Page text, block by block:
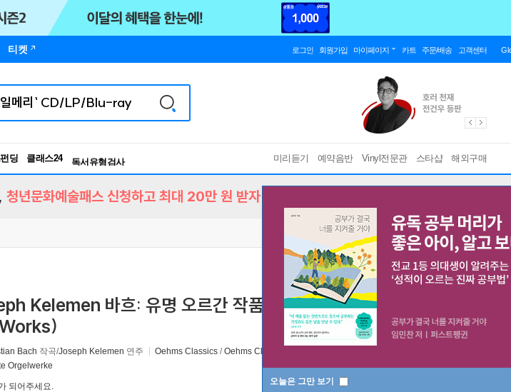
티켓 로그인 회원가입 마이페이지 카트 주문/배송 고객센터
딩 클래스24
독서유형검사
미리듣기 예약음반 Vinyl전문관 스타샵 해외구매
오늘은 그만 보기
청년문화예술패스 신청하고 최대 20만 원 받자!
Kelemen 바흐: 유명 오르간 작품집 (J.S. Bach: Famous
Bach 작곡/Joseph Kelemen 연주 Oehms Classics /Oehms Classics
Orgelwerke
되어주세요.